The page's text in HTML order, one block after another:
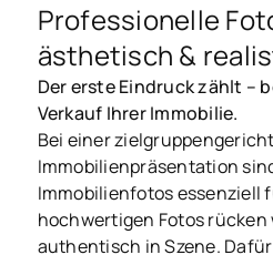
Professionelle
ästhetisch &
Der erste Eindruck zählt –
Verkauf Ihrer Immobilie.
Bei einer
Immobilienpräsentation
Immobilienfotos essenziell
hochwertigen Fotos rücken
authentisch in Szene.